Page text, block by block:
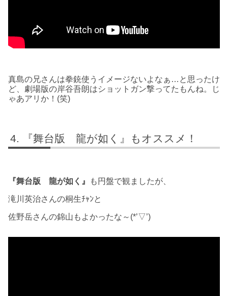
真島の兄さんは拳銃使うイメージないよなぁ…と思ったけ
ど、劇場版の岸谷吾朗はショットガン撃ってたもんね。じ
ゃあアリか！(笑)
『舞台版 龍が如く』もオススメ！
『舞台版 龍が如く』 も円盤で観ましたが、
滝川英治さんの桐生ﾁｬﾝと
佐野岳さんの錦山もよかったな～(*’▽’)